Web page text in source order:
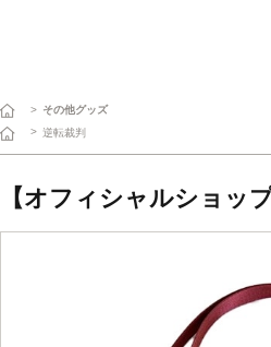
> その他グッズ
> 逆転裁判
【オフィシャルショッ